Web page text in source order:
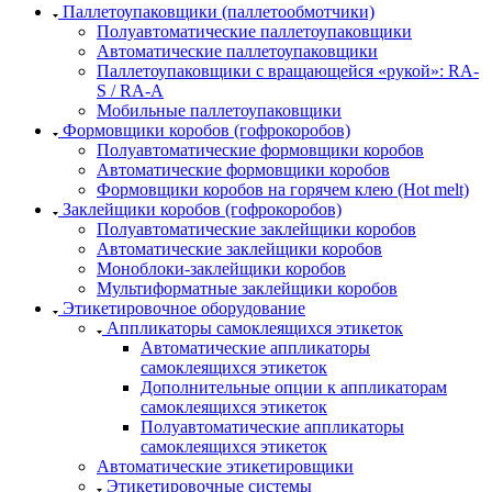
Паллетоупаковщики (паллетообмотчики)
Полуавтоматические паллетоупаковщики
Автоматические паллетоупаковщики
Паллетоупаковщики с вращающейся «рукой»: RA-
S / RA-A
Мобильные паллетоупаковщики
Формовщики коробов (гофрокоробов)
Полуавтоматические формовщики коробов
Автоматические формовщики коробов
Формовщики коробов на горячем клею (Hot melt)
Заклейщики коробов (гофрокоробов)
Полуавтоматические заклейщики коробов
Автоматические заклейщики коробов
Моноблоки-заклейщики коробов
Мультиформатные заклейщики коробов
Этикетировочное оборудование
Аппликаторы самоклеящихся этикеток
Автоматические аппликаторы
самоклеящихся этикеток
Дополнительные опции к аппликаторам
самоклеящихся этикеток
Полуавтоматические аппликаторы
самоклеящихся этикеток
Автоматические этикетировщики
Этикетировочные системы